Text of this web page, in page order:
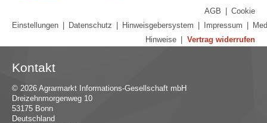
AGB
Cookie
Einstellungen
Datenschutz Hinweisgebersystem Impressum
Hinweise
Vertrag widerrufen
Kontakt
© 2026 Agrarmarkt Informations-Gesellschaft mbH
Dreizehnmorgenweg 10
53175 Bonn
Deutschland